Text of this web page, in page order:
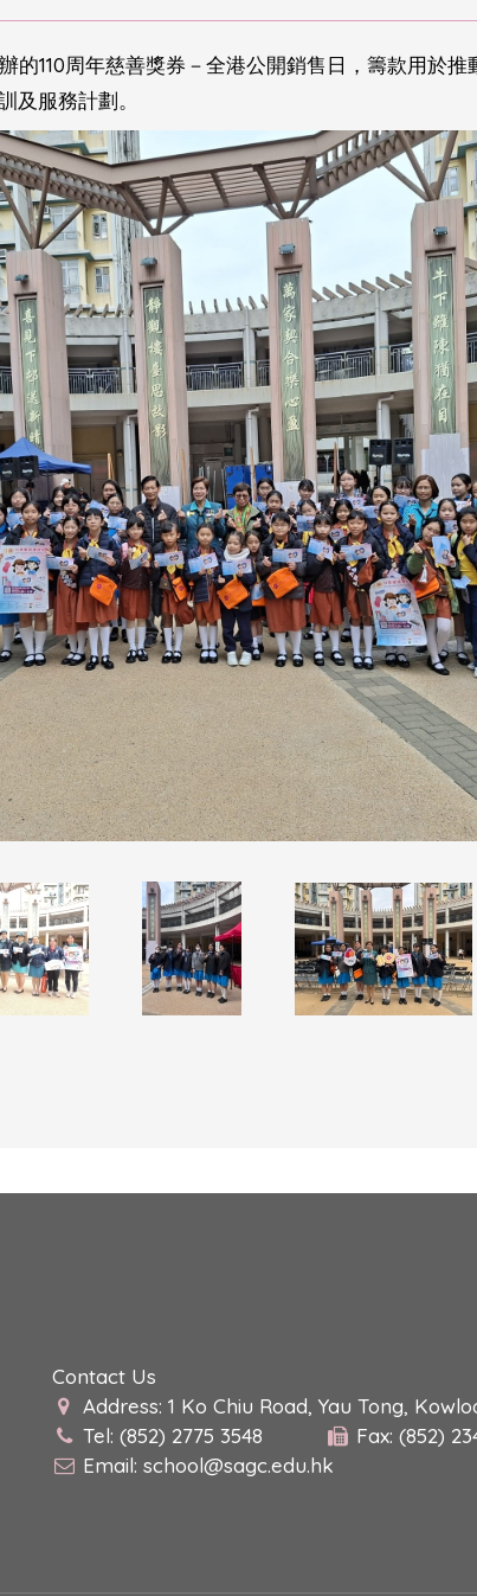
的110周年慈善獎券－全港公開銷售日，籌款用於
及服務計劃。
Contact Us
Address: 1 Ko Chiu Road, Yau Tong,
Tel: (852) 2775 3548
Fax: (852)
Email: school@sagc.edu.hk